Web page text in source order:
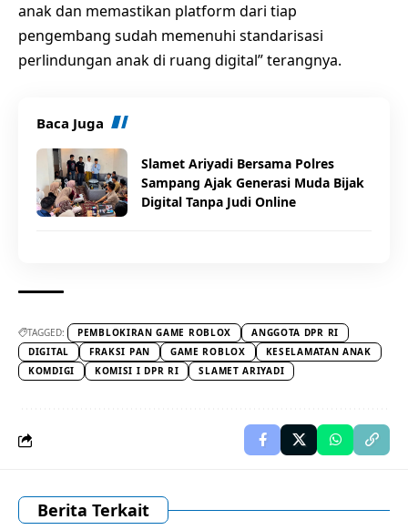
anak dan memastikan platform dari tiap
pengembang sudah memenuhi standarisasi
perlindungan anak di ruang digital” terangnya.
Baca Juga
Slamet Ariyadi Bersama Polres
Sampang Ajak Generasi Muda Bijak
Digital Tanpa Judi Online
TAGGED: PEMBLOKIRAN GAME ROBLOX
ANGGOTA DPR RI
DIGITAL
FRAKSI PAN GAME ROBLOX
KESELAMATAN ANAK
KOMDIGI
KOMISI I DPR RI SLAMET ARIYADI
Berita Terkait